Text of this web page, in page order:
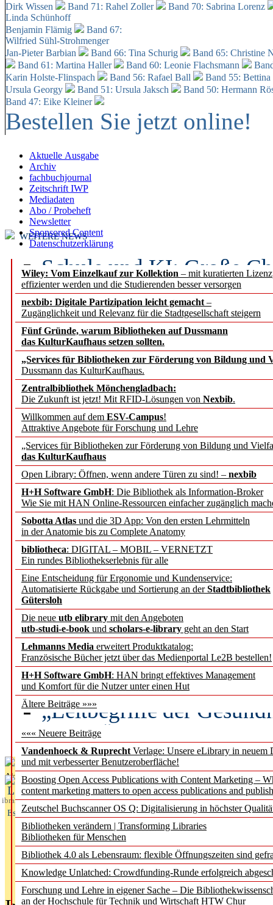
Dirk Wissen
Band 71: Rahel Zoller
Band 70: Sabrina Lorenz
Linda Schünhoff
Benjamin Flämig
Band 67:
Wilfried Sühl-Strohmenger
Jan-Pieter Barbian
Band 66: Tina Schurig
Band 65: Christine
Band 61: Martina Haller
Band 60: Leonie Flachsmann
Karin Holste-Flinspach
Band 56: Rafael Ball
Band 55:
Ursula Georgy
Band 51: Ursula Jaksch Band 50: Hermann
Band 47: Eike Kleiner
Bestellen Sie jetzt online!
Aktuelle Ausgabe
Archiv
fachbuchjournal
Zeitschrift IWP
Mediadaten
Abo / Probeheft
Newsletter
Sponsored Content
Datenschutzerklärung
Wiley: Vom Einzelkauf zur Kollektion – mit kuratierten
effizienter werden und die Studierenden besser versorgen
nexbib: Digitale Partizipation leicht gemacht –
Zugänglichkeit und Relevanz für die Stadtgesellschaft steigern
Fünf Gründe, warum Bibliotheken auf Dussmann
das KulturKaufhaus setzen sollten.
„Services für Bibliotheken zur Förderung von Bildung und
Dussmann das KulturKaufhaus.
Zentralbibliothek Mönchengladbach:
Die Zukunft ist jetzt! Mit RFID-Lösungen von Nexbib.
Willkommen auf dem ESV-Campus!
Attraktive Angebote für Forschung und Lehre
„Services für Bibliotheken zur Förderung von Bildung und
das KulturKaufhaus
Open Library: Öffnen, wenn andere Türen zu sind! – nexbib
H+H Software GmbH: Die Bibliothek als Information-Broker
Wie Sie mit HAN Online-Ressourcen einfacher zugänglich
Sobotta Atlas und die 3D App: Von den ersten Lehrmitteln
in der Anatomie bis zu Complete Anatomy
bibliotheca: DIGITAL – MOBIL – VERNETZT
Ein rundes Bibliothekserlebnis für alle
Eine Entscheidung für Ergonomie und Kundenservice:
Automatisierte Rückgabe und Sortierung an derStadtbibliothek
Gütersloh
Die neue utb elibrary mit den Angeboten
utb-studi-e-book und scholars-e-library geht an den Start
Lehmanns Media erweitert Produktkatalog:
Französische Bücher jetzt über das Medienportal Le2B bestellen!
H+H Software GmbH: HAN bringt effektives Management
und Komfort für die Nutzer unter einen Hut
Ältere Beiträge »»»
««« Neuere Beiträge
Vandenhoeck & Ruprecht Verlage: Unsere eLibrary in neuem
und mit verbesserter Benutzeroberfläche!
Boosting Open Access Publications with Content Marketing –
content marketing matters to open access publications and
Zeutschel Buchscanner OS Q: Digitalisierung in höchster
Bibliotheken verändern | Transforming Libraries
Bibliotheken für Menschen
Bibliothek 4.0 als Lebensraum: flexible Öffnungszeiten sind
Knowledge Unlatched: Crowdfunding-Runde erfolgreich
Forschung und Lehre in eigener Sache – Die
an der Hochschule für Technik und Wirtschaft HTW Chur
WEITERE NEWS
Schule und KI: Große
Voraussetzungen
Erfolgreiches erstes
Segment Research –
angepasst
konstruktiv!
Mohr Siebeck
und die Zeitschrift für
Francke Attempto
EBSCO Information
Recherchefunktionen in
Sorbisches Institut neu
Geschichte und
Künstliche Intelligenz
besser zu verstehen
„Leitbegriffe der
des BIÖG erscheinen
Aktuelles aus
L
ibrary
Essentials